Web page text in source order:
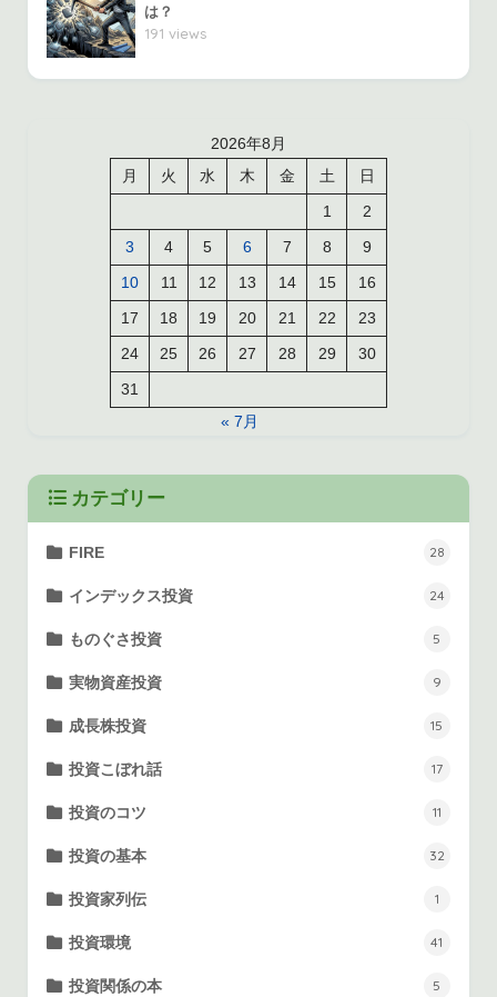
は？
191 views
2026年8月
月
火 水 木 金 土
日
1
2
3
4 5 6 7 8
9
10
11 12 13 14 15
16
17
18 19 20 21 22
23
24
25 26 27 28 29
30
31
« 7月
カテゴリー
FIRE 28
インデックス投資 24
ものぐさ投資 5
実物資産投資 9
成長株投資 15
投資こぼれ話 17
投資のコツ 11
投資の基本 32
投資家列伝 1
投資環境 41
投資関係の本 5